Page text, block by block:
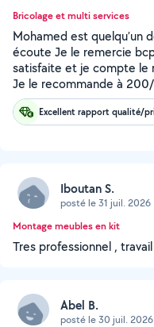
Bricolage et multi services
Mohamed est quelqu’un
écoute Je le remercie
satisfaite et je compte le
Je le recommande à
Excellent rapport qualité/
Iboutan S.
posté le 31 juil. 2026
Montage meubles en kit
Tres professionnel ,
Abel B.
posté le 30 juil. 2026